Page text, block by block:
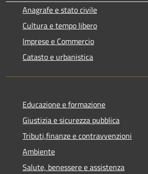
Anagrafe e stato civile
Cultura e tempo libero
Imprese e Commercio
Catasto e urbanistica
Educazione e formazione
Giustizia e sicurezza pubblica
Tributi,finanze e contravvenzioni
Ambiente
Salute, benessere e assistenza